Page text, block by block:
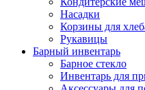
Насадки
Корзины для
Рукавицы
Барный инвентарь
Барное стекло
Инвентарь для